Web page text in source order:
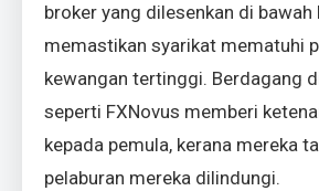
broker yang dilesenkan di bawah
memastikan syarikat mematuhi
kewangan tertinggi. Berdagang
seperti FXNovus memberi
kepada pemula, kerana mereka
pelaburan mereka dilindungi.